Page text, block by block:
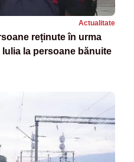
Actualitate
reținute în urma
la persoane bănuite